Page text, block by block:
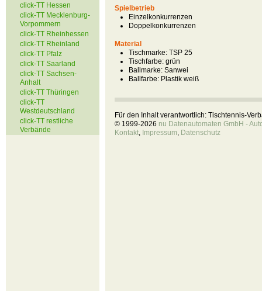
click-TT Hessen
click-TT Mecklenburg-
Vorpommern
click-TT Rheinhessen
click-TT Rheinland
click-TT Pfalz
click-TT Saarland
click-TT Sachsen-
Anhalt
click-TT Thüringen
click-TT
Westdeutschland
click-TT restliche
Verbände
Spielbetrieb
Einzelkonkurrenzen
Doppelkonkurrenzen
Material
Tischmarke: TSP 25
Tischfarbe: grün
Ballmarke: Sanwei
Ballfarbe: Plastik weiß
Für den Inhalt verantwortlich: Tischtennis-
© 1999-2026 nu Datenautomaten GmbH -
Kontakt, Impressum, Datenschutz